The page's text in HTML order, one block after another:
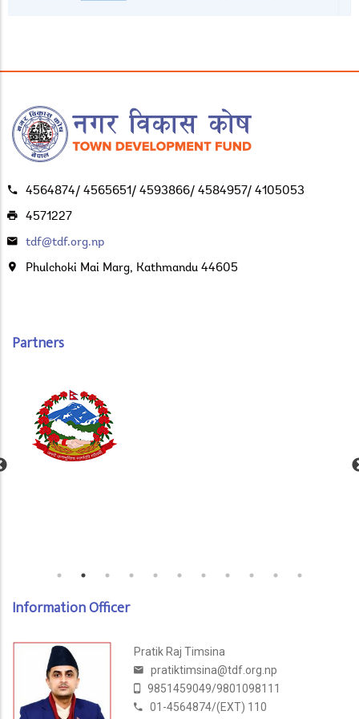
4564874/ 4565651/ 4593866/ 4584957/ 4105053
4571227
tdf@tdf.org.np
Phulchoki Mai Marg, Kathmandu 44605
Partners
Information Officer
Pratik Raj Timsina
pratiktimsina@tdf.org.np
9851459049/9801098111
01-4564874/(EXT) 110